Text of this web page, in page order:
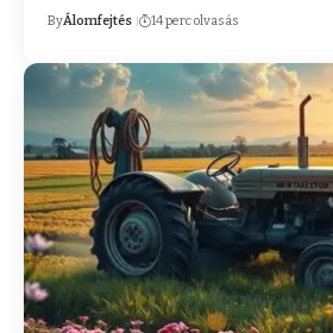
ByÁlomfejtés 14 perc olvasás